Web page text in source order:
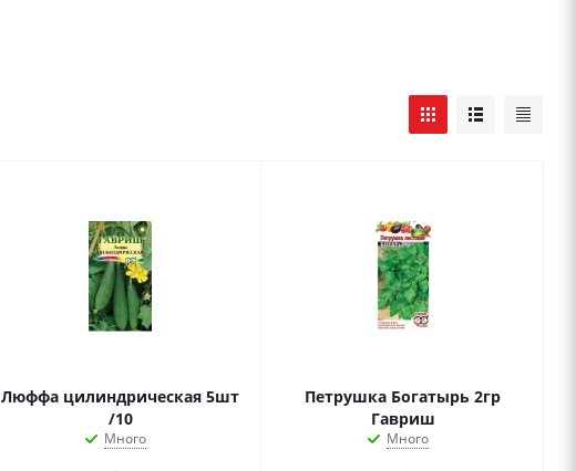
Люффа цилиндрическая 5шт
/10
Много
Петрушка Богатырь 2гр
Гавриш
Много